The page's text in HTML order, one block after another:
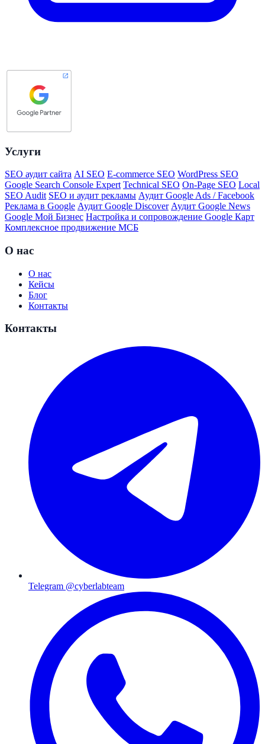
Услуги
SEO аудит сайта AI SEO E-commerce SEO WordPress SEO
Google Search Console Expert Technical SEO On-Page SEO Local
SEO Audit SEO и аудит рекламы Аудит Google Ads / Facebook
Реклама в Google Аудит Google Discover Аудит Google News
Google Мой Бизнес Настройка и сопровождение Google Карт
Комплексное продвижение МСБ
О нас
О нас
Кейсы
Блог
Контакты
Контакты
Telegram @cyberlabteam